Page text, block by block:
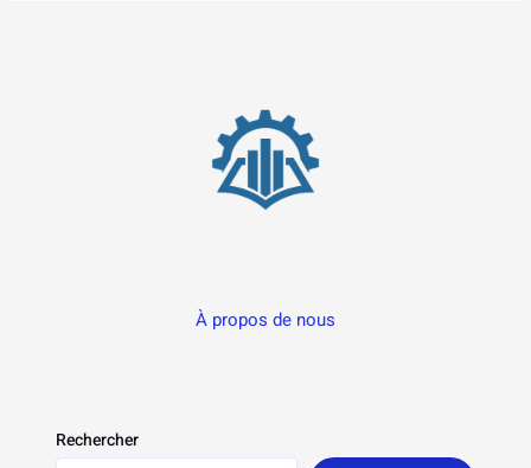
À propos de nous
Rechercher